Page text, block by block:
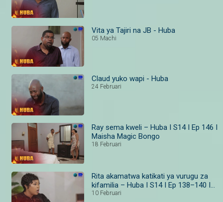
Vita ya Tajiri na JB - Huba
05 Machi
Claud yuko wapi - Huba
24 Februari
Ray sema kweli – Huba I S14 I Ep 146 I
Maisha Magic Bongo
18 Februari
Rita akamatwa katikati ya vurugu za
kifamilia – Huba I S14 I Ep 138–140 I
Maisha Magic
10 Februari